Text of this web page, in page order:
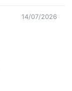
14/07/2026